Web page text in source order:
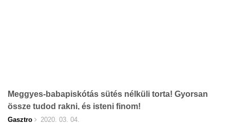
Meggyes-babapiskótás sütés nélküli torta! Gyorsan
össze tudod rakni, és isteni finom!
Gasztro 2020. 03. 04.